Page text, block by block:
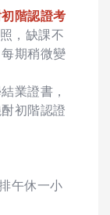
階認證考
，缺課不
期稍微變
業證書，
初階認證
午休一小